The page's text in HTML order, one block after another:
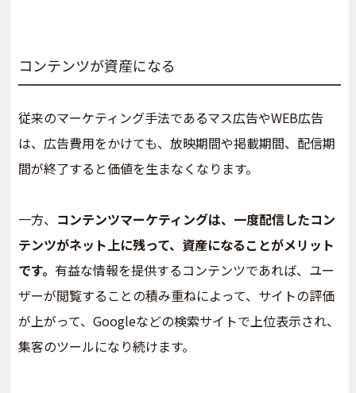
コンテンツが資産になる
従来のマーケティング手法であるマス広告やWEB広告
は、広告費用をかけても、放映期間や掲載期間、配信期
間が終了すると価値を生まなくなります。
一方、 コンテンツマーケティングは、一度配信したコン
テンツがネット上に残って、資産になることがメリット
です。 有益な情報を提供するコンテンツであれば、ユー
ザーが閲覧することの積み重ねによって、サイトの評価
が上がって、Googleなどの検索サイトで上位表示され、
集客のツールになり続けます。